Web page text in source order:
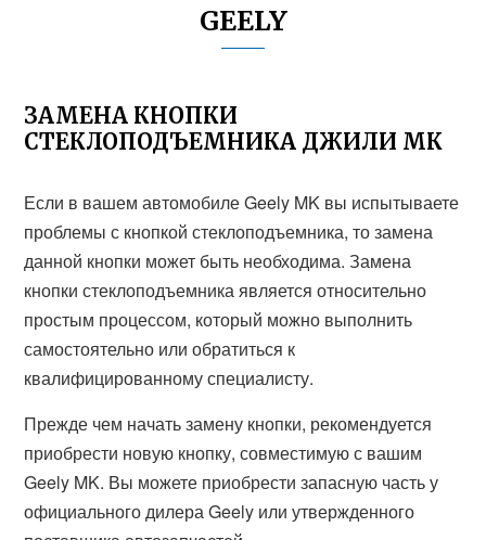
GEELY
ЗАМЕНА КНОПКИ
СТЕКЛОПОДЪЕМНИКА ДЖИЛИ МК
Если в вашем автомобиле Geely MK вы испытываете
проблемы с кнопкой стеклоподъемника, то замена
данной кнопки может быть необходима. Замена
кнопки стеклоподъемника является относительно
простым процессом, который можно выполнить
самостоятельно или обратиться к
квалифицированному специалисту.
Прежде чем начать замену кнопки, рекомендуется
приобрести новую кнопку, совместимую с вашим
Geely MK. Вы можете приобрести запасную часть у
официального дилера Geely или утвержденного